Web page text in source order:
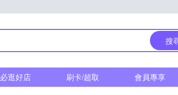
搜
必逛好店 刷卡/超取 會員專享